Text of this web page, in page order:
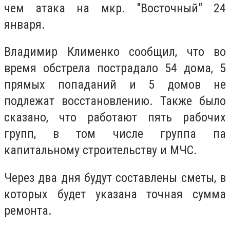
чем атака на мкр. "Восточный" 24
января.
Владимир Клименко сообщил, что во
время обстрела пострадало 54 дома, 5
прямых попаданий и 5 домов не
подлежат восстановлению. Также было
сказано, что работают пять рабочих
групп, в том числе группа па
капитальному строительству и МЧС.
Через два дня будут составлены сметы, в
которых будет указана точная сумма
ремонта.